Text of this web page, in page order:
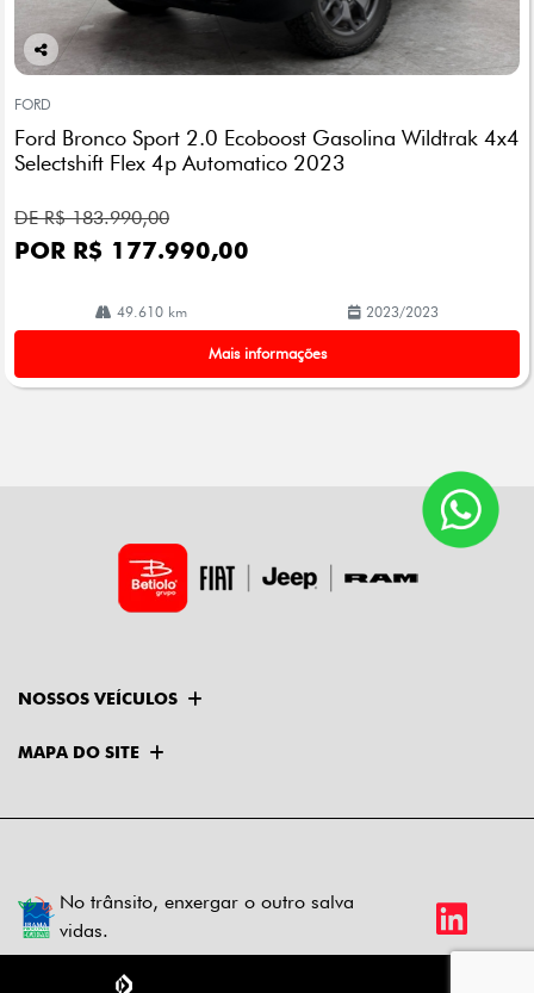
Co
arti
lhe
FORD
Ford Bronco Sport 2.0 Ecoboost Gasolina Wildtrak 4x4
Selectshift Flex 4p Automatico 2023
DE R$ 183.990,00
POR R$ 177.990,00
49.610 km 2023/2023
Mais informações
NOSSOS VEÍCULOS
MAPA DO SITE
No trânsito, enxergar o outro salva
vidas.